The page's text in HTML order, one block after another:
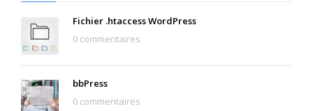
Fichier .htaccess WordPress
0 commentaires
bbPress
0 commentaires